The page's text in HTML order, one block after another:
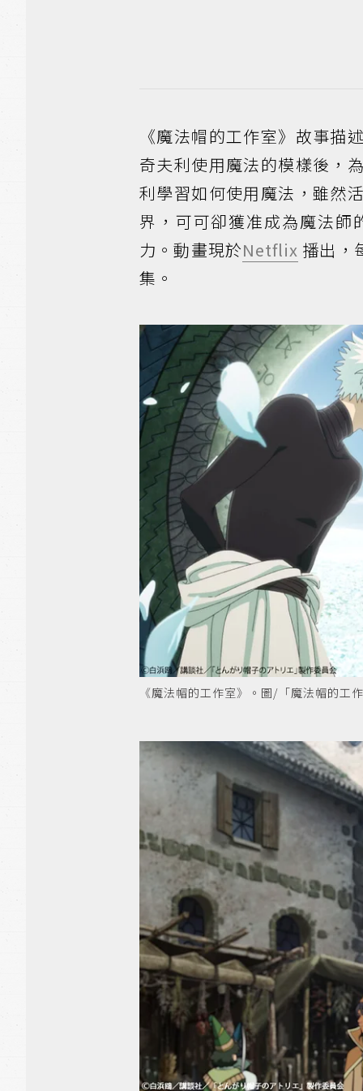
《魔法帽的工作室》故事描
奇夫利使用魔法的模樣後，
利學習如何使用魔法，雖然
界，可可卻獲准成為魔法
力。動畫現於Netflix 播出，
集。
《魔法帽的工作室》。圖/「魔法帽的工